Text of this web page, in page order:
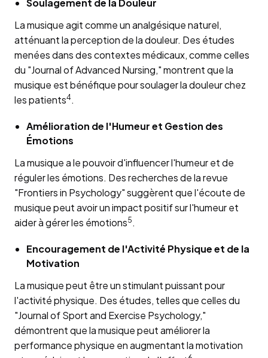
Soulagement de la Douleur
La musique agit comme un analgésique naturel,
atténuant la perception de la douleur. Des études
menées dans des contextes médicaux, comme celles
du "Journal of Advanced Nursing," montrent que la
musique est bénéfique pour soulager la douleur chez
les patients4 .
Amélioration de l'Humeur et Gestion des
Émotions
La musique a le pouvoir d'influencer l'humeur et de
réguler les émotions. Des recherches de la revue
"Frontiers in Psychology" suggèrent que l'écoute de
musique peut avoir un impact positif sur l'humeur et
aider à gérer les émotions5 .
Encouragement de l'Activité Physique et de la
Motivation
La musique peut être un stimulant puissant pour
l'activité physique. Des études, telles que celles du
"Journal of Sport and Exercise Psychology,"
démontrent que la musique peut améliorer la
performance physique en augmentant la motivation